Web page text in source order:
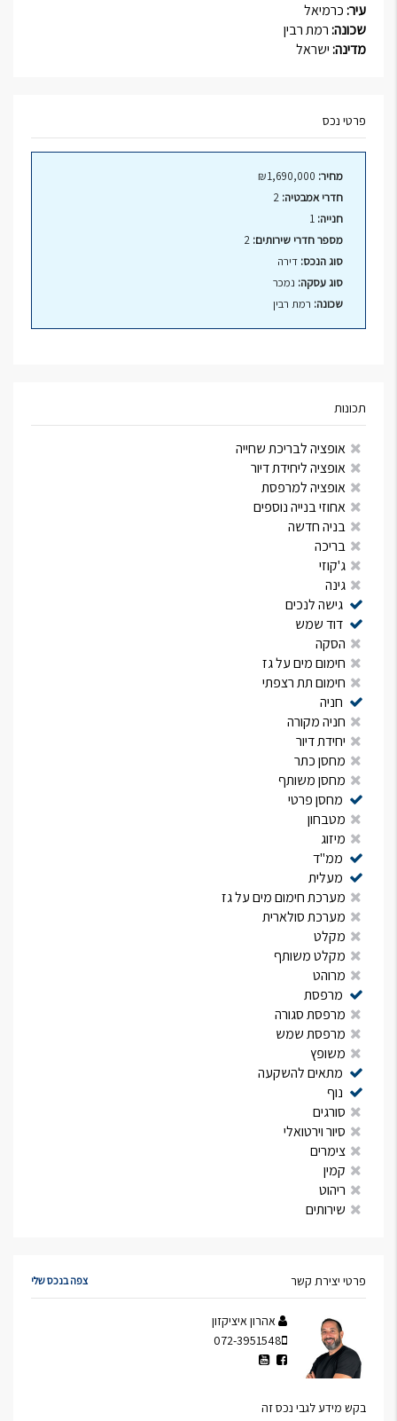
עיר:כרמיאל
שכונה:רמת רבין
מדינה:ישראל
פרטי נכס
מחיר:
חדרי אמבטיה:
חנייה:
מספר חדרי שירותים:
סוג הנכס: דירה
סוג עסקה: נמכר
שכונה: רמת רבין
תכונות
אופציה לבריכת שחייה
אופציה ליחידת דיור
אופציה למרפסת
אחוזי בנייה נוספים
בניה חדשה
בריכה
ג'קוזי
גינה
גישה לנכים
דוד שמש
הסקה
חימום מים על גז
חימום תת רצפתי
חניה
חניה מקורה
יחידת דיור
מחסן כתר
מחסן משותף
מחסן פרטי
מטבחון
מיזוג
ממ"ד
מעלית
מערכת חימום מים על גז
מערכת סולארית
מקלט
מקלט משותף
מרוהט
מרפסת
מרפסת סגורה
מרפסת שמש
משופץ
מתאים להשקעה
נוף
סורגים
סיור וירטואלי
צימרים
קמין
ריהוט
שירותים
פרטי יצירת קשר צפה בנכס שלי
אהרון איציקזון
072-3951548
בקש מידע לגבי נכס זה